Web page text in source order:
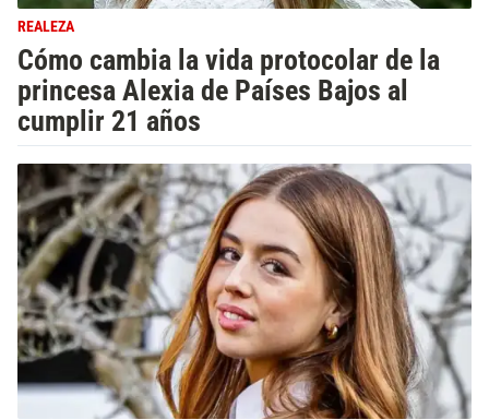
REALEZA
Cómo cambia la vida protocolar de la
princesa Alexia de Países Bajos al
cumplir 21 años